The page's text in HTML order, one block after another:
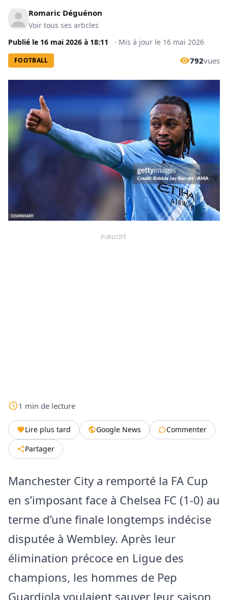
Romaric Déguénon
Voir tous ses articles
Publié le 16 mai 2026 à 18:11 · Mis à jour le 16 mai 2026
FOOTBALL 792vues
PUBLICITÉ
1 min de lecture
Lire plus tard Google News
Commenter
Partager
Manchester City a remporté la FA Cup
en s’imposant face à Chelsea FC (1-0) au
terme d’une finale longtemps indécise
disputée à Wembley. Après leur
élimination précoce en Ligue des
champions, les hommes de Pep
Guardiola voulaient sauver leur saison